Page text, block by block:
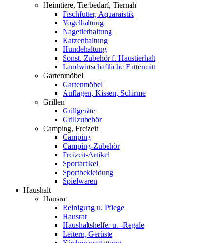
Heimtiere, Tierbedarf, Tiernah
Fischfutter, Aquaraistik
Vogelhaltung
Nagetierhaltung
Katzenhaltung
Hundehaltung
Sonst. Zubehör f. Haustierhalt
Landwirtschaftliche Futtermitt
Gartenmöbel
Gartenmöbel
Auflagen, Kissen, Schirme
Grillen
Grillgeräte
Grillzubehör
Camping, Freizeit
Camping
Camping-Zubehör
Freizeit-Artikel
Sportartikel
Sportbekleidung
Spielwaren
Haushalt
Hausrat
Reinigung u. Pflege
Hausrat
Haushaltshelfer u. -Regale
Leitern, Gerüste